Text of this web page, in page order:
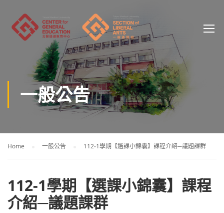
一般公告
Home 一般公告 112-1學期【選課小錦囊】課程介紹─議題課群
112-1學期【選課小錦囊】課程
介紹─議題課群